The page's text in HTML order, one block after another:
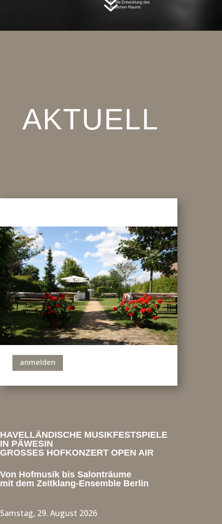
AKTUELL
anmelden
HAVELLÄNDISCHE MUSIKFESTSPIELE
IN PÄWESIN
GROSSES HOFKONZERT OPEN AIR
Von Hofmusik bis Salonträume
mit dem Zeitklang-Ensemble Berlin
Samstag, 29. August 2026